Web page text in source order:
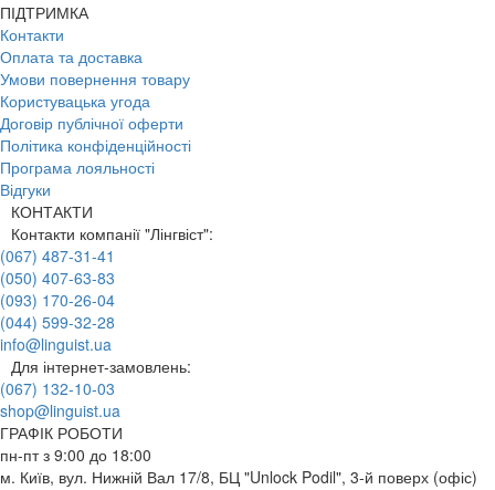
ПІДТРИМКА
Контакти
Оплата та доставка
Умови повернення товару
Користувацька угода
Договір публічної оферти
Політика конфіденційності
Програма лояльності
Відгуки
КОНТАКТИ
Контакти компанії "Лінгвіст":
(067) 487-31-41
(050) 407-63-83
(093) 170-26-04
(044) 599-32-28
info@linguist.ua
Для інтернет-замовлень:
(067) 132-10-03
shop@linguist.ua
ГРАФІК РОБОТИ
пн-пт з 9:00 до 18:00
м. Київ, вул. Нижній Вал 17/8, БЦ "Unlock Podil", 3-й поверх (офіс)